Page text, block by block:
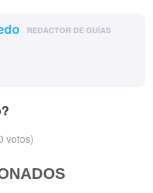
REDACTOR DE GUÍAS
votos)